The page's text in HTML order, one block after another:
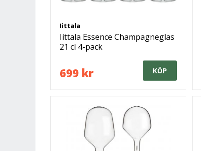
Iittala
Iittala Essence Champagneglas
21 cl 4-pack
699 kr KÖP